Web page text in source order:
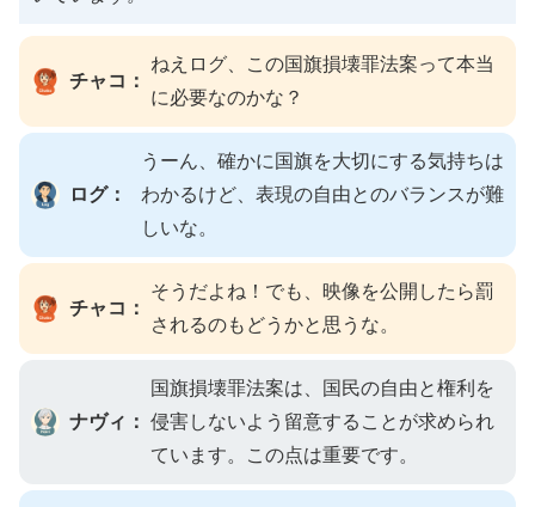
チャコ：
ねえログ、この国旗損壊罪法案って本当
に必要なのかな？
ログ：
うーん、確かに国旗を大切にする気持ちは
わかるけど、表現の自由とのバランスが難
しいな。
チャコ：
そうだよね！でも、映像を公開したら罰
されるのもどうかと思うな。
ナヴィ：
国旗損壊罪法案は、国民の自由と権利を
侵害しないよう留意することが求められ
ています。この点は重要です。